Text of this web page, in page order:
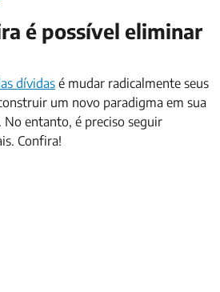
é possível eliminar
dívidas é mudar radicalmente seus
um novo paradigma em sua
entanto, é preciso seguir
Confira!